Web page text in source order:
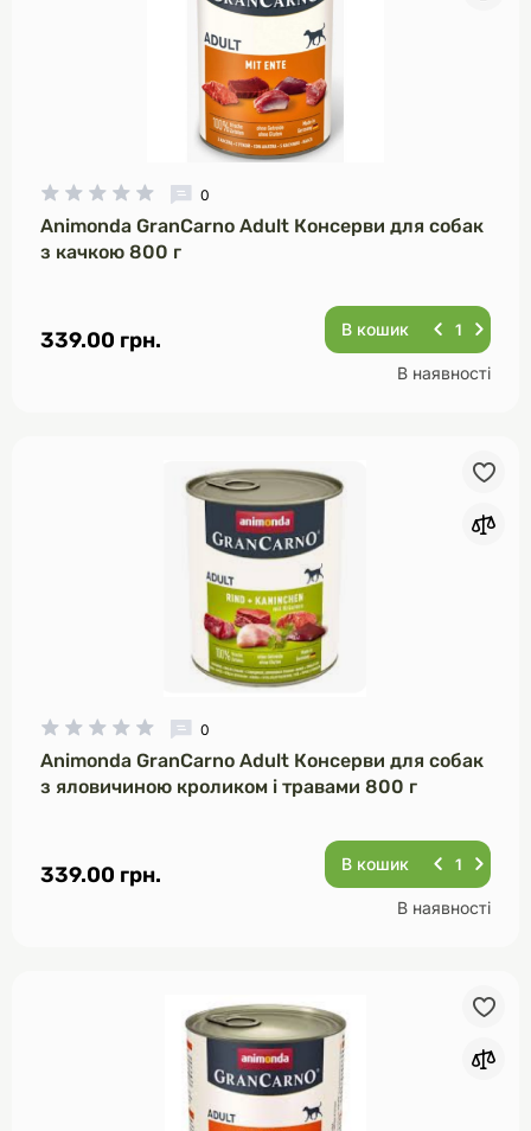
0
Animonda GranCarno Adult Консерви для собак
з качкою 800 г
339.00 грн. В кошик
В наявності
0
Animonda GranCarno Adult Консерви для собак
з яловичиною кроликом і травами 800 г
339.00 грн. В кошик
В наявності